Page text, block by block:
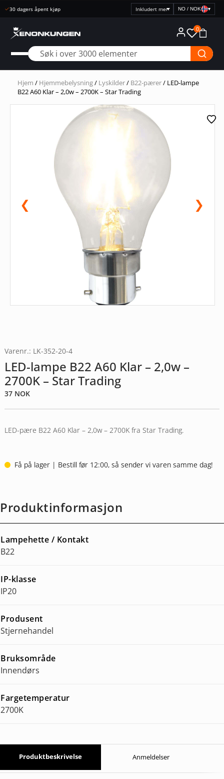
Rask levering
Velg
NO / NOK ▾
0
Hjem / Hjemmebelysning/ Lyskilder/ B22-pærer/ LED-lampe
B22 A60 Klar – 2,0w – 2700K – Star Trading
❮ ❯
Varenr.: LK-352-20-4
LED-lampe B22 A60 Klar – 2,0w –
2700K – Star Trading
37 NOK
LED-pære B22 A60 Klar – 2,0w – 2700K fra Star Trading.
Få på lager | Bestill før 12:00, så sender vi varen samme dag!
Produktinformasjon
Lampehette / Kontakt
B22
IP-klasse
IP20
Produsent
Stjernehandel
Bruksområde
Innendørs
Fargetemperatur
2700K
Produktbeskrivelse Anmeldelser